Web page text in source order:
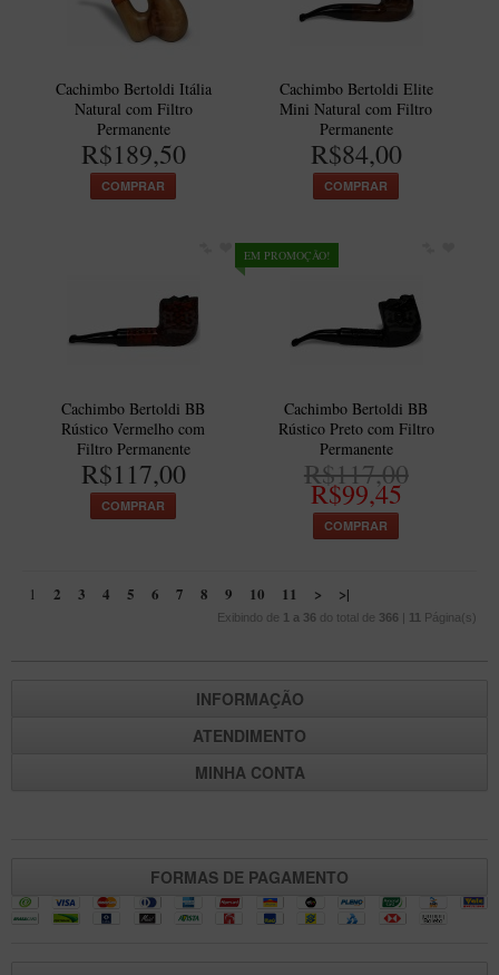
Cachimbo Bertoldi Itália
Natural com Filtro
Permanente
R$189,50
COMPRAR
Cachimbo Bertoldi Elite
Mini Natural com Filtro
Permanente
R$84,00
COMPRAR
Cachimbo Bertoldi BB
Rústico Vermelho com
Filtro Permanente
R$117,00
COMPRAR
EM PROMOÇÃO!
Cachimbo Bertoldi BB
Rústico Preto com Filtro
Permanente
R$117,00
R$99,45
COMPRAR
1 2 3 4 5 6 7 8 9 10 11 > >|
Exibindo de 1 a 36 do total de 366 | 11 Página(s)
INFORMAÇÃO
ATENDIMENTO
MINHA CONTA
FORMAS DE PAGAMENTO